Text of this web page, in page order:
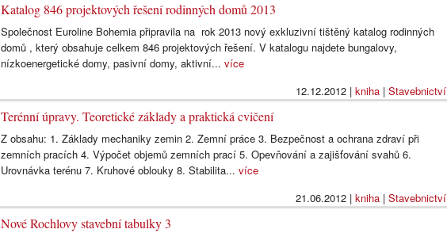
Katalog 846 projektových řešení rodinných domů 2013
Společnost Euroline Bohemia připravila na rok 2013 nový exkluzivní tištěný katalog rodinných
domů , který obsahuje celkem 846 projektových řešení. V katalogu najdete bungalovy,
nízkoenergetické domy, pasivní domy, aktivní...více
12.12.2012| kniha| Stavebnictví
Terénní úpravy. Teoretické základy a praktická cvičení
Z obsahu: 1. Základy mechaniky zemin 2. Zemní práce 3. Bezpečnost a ochrana zdraví při
zemních pracích 4. Výpočet objemů zemních prací 5. Opevňování a zajišťování svahů 6.
Urovnávka terénu 7. Kruhové oblouky 8. Stabilita...více
21.06.2012| kniha| Stavebnictví
Nové Rochlovy stavební tabulky 3